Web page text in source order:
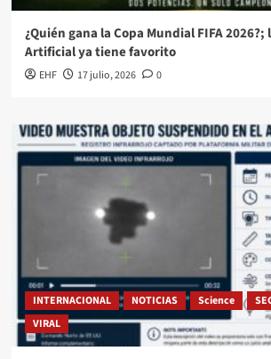
¿Quién gana la Copa Mundial FIFA
Artificial ya tiene favorito
EHF 17 julio, 2026 0
INTERNACIONAL NOTICIAS Science
VIRAL